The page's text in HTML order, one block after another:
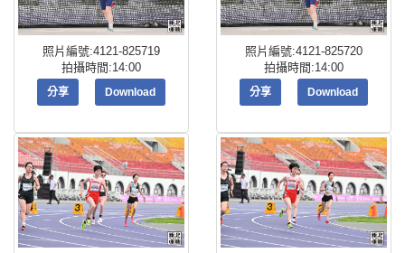
照片編號:4121-825719
拍攝時間:14:00
分享 Download
照片編號:4121-825720
拍攝時間:14:00
分享 Download